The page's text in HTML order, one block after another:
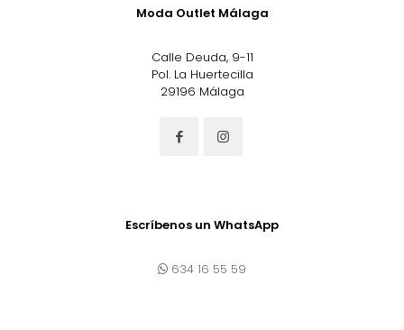
Moda Outlet Málaga
Calle Deuda, 9-11
Pol. La Huertecilla
29196 Málaga
Escríbenos un WhatsApp
634 16 55 59